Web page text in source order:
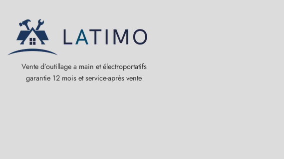
Vente d’outillage a main et électroportatifs
garantie 12 mois et service-après vente